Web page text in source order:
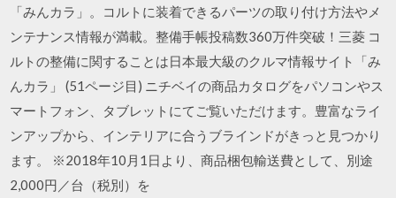
「みんカラ」。コルトに装着できるパーツの取り付け方法やメ
ンテナンス情報が満載。整備手帳投稿数360万件突破！三菱 コ
ルトの整備に関することは日本最大級のクルマ情報サイト「み
んカラ」 (51ページ目) ニチベイの商品カタログをパソコンやス
マートフォン、タブレットにてご覧いただけます。豊富なライ
ンアップから、インテリアに合うブラインドがきっと見つかり
ます。 ※2018年10月1日より、商品梱包輸送費として、別途
2,000円／台（税別）を